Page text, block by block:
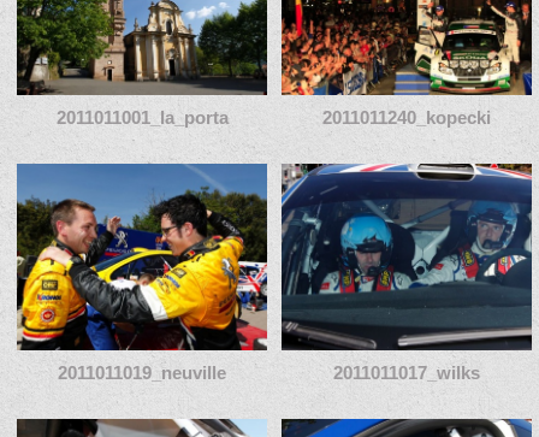
2011011001_la_porta 2011011240_kopecki
2011011019_neuville 2011011017_wilks